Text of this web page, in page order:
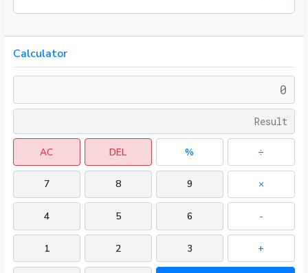
Calculator
AC DEL % ÷
7 8 9 ×
4 5 6 -
1 2 3 +